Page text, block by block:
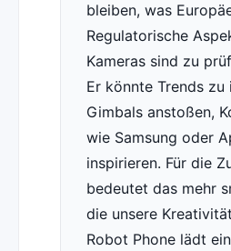
bleiben, was
Regulatorische
Kameras sind zu
Er könnte Trends
Gimbals anstoßen,
wie Samsung oder
inspirieren. Für die
bedeutet das mehr
die unsere
Robot Phone lädt